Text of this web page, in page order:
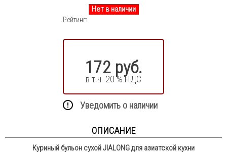
Нет в наличии
Рейтинг:
172 руб.
в т.ч. 20 % НДС
Уведомить о наличии
ОПИСАНИЕ
Куриный бульон сухой JIALONG для азиатской кухни